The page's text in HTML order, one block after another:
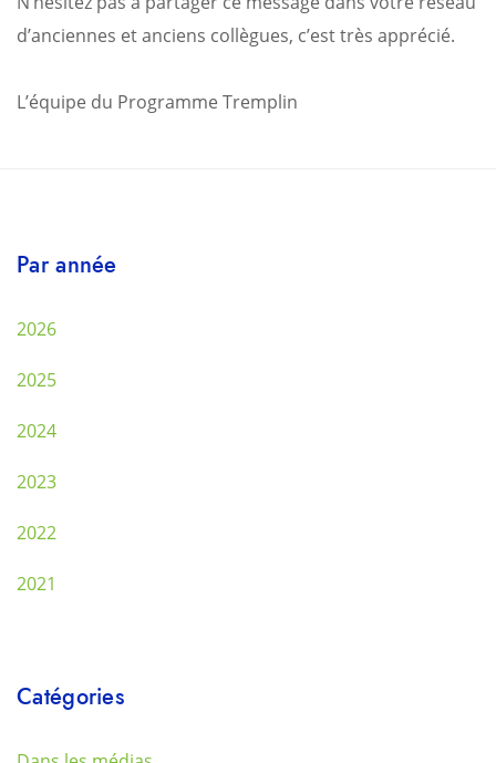
d’anciennes et anciens collègues, c’est très apprécié.
L’équipe du Programme Tremplin
Par année
2026
2025
2024
2023
2022
2021
Catégories